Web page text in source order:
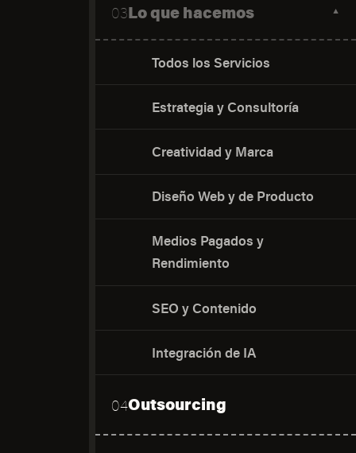
03Lo que hacemos ▼
Todos los Servicios
Estrategia y Consultoría
Creatividad y Marca
Diseño Web y de Producto
Medios Pagados y
Rendimiento
SEO y Contenido
Integración de IA
04Outsourcing